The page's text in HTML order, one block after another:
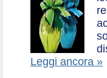
Leggi ancora »